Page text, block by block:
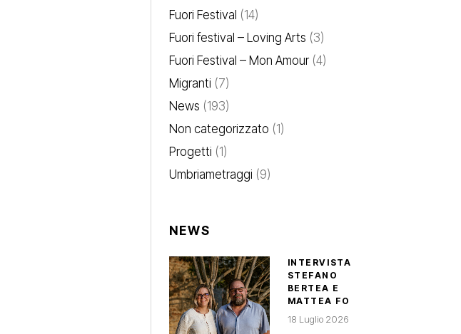
Fuori Festival (14)
Fuori festival – Loving Arts (3)
Fuori Festival – Mon Amour(4)
Migranti (7)
News (193)
Non categorizzato (1)
Progetti (1)
Umbriametraggi (9)
NEWS
INTERVISTA
STEFANO
BERTEA E
MATTEA FO
18 Luglio 2026